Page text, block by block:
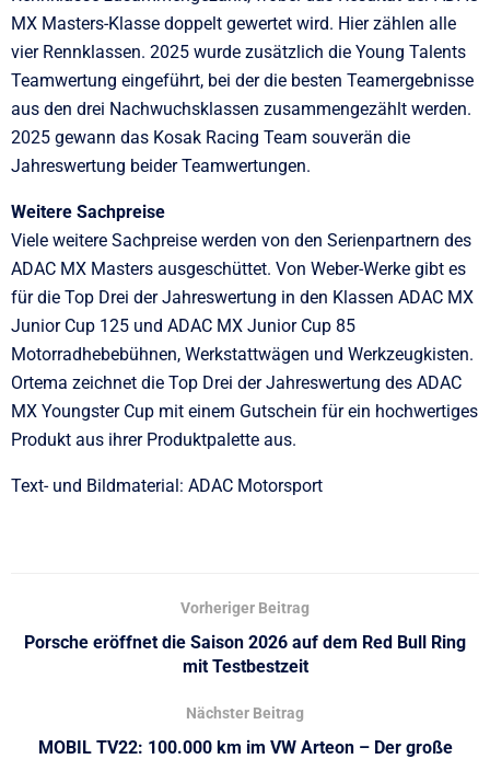
MX Masters-Klasse doppelt gewertet wird. Hier zählen alle
vier Rennklassen. 2025 wurde zusätzlich die Young Talents
Teamwertung eingeführt, bei der die besten Teamergebnisse
aus den drei Nachwuchsklassen zusammengezählt werden.
2025 gewann das Kosak Racing Team souverän die
Jahreswertung beider Teamwertungen.
Weitere Sachpreise
Viele weitere Sachpreise werden von den Serienpartnern des
ADAC MX Masters ausgeschüttet. Von Weber-Werke gibt es
für die Top Drei der Jahreswertung in den Klassen ADAC MX
Junior Cup 125 und ADAC MX Junior Cup 85
Motorradhebebühnen, Werkstattwägen und Werkzeugkisten.
Ortema zeichnet die Top Drei der Jahreswertung des ADAC
MX Youngster Cup mit einem Gutschein für ein hochwertiges
Produkt aus ihrer Produktpalette aus.
Text- und Bildmaterial: ADAC Motorsport
Vorheriger Beitrag
Porsche eröffnet die Saison 2026 auf dem Red Bull Ring
mit Testbestzeit
Nächster Beitrag
MOBIL TV22: 100.000 km im VW Arteon – Der große